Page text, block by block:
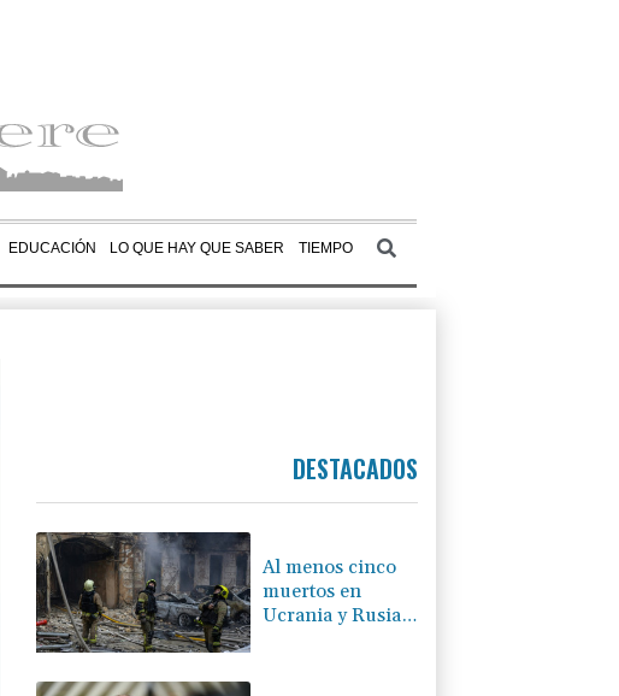
EDUCACIÓN LO QUE HAY QUE SABER TIEMPO
DESTACADOS
Al menos cinco
muertos en
Ucrania y Rusia